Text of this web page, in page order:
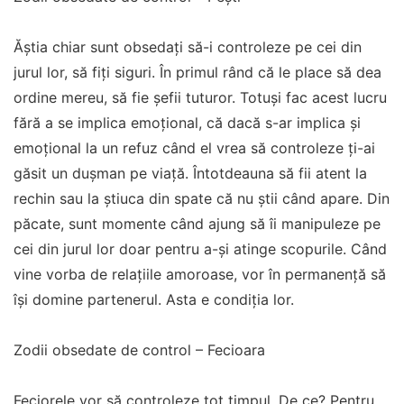
Ăștia chiar sunt obsedați să-i controleze pe cei din
jurul lor, să fiţi siguri. În primul rând că le place să dea
ordine mereu, să fie șefii tuturor. Totuși fac acest lucru
fără a se implica emoțional, că dacă s-ar implica și
emoțional la un refuz când el vrea să controleze ţi-ai
găsit un dușman pe viață. Întotdeauna să fii atent la
rechin sau la știuca din spate că nu știi când apare. Din
păcate, sunt momente când ajung să îi manipuleze pe
cei din jurul lor doar pentru a-și atinge scopurile. Când
vine vorba de relațiile amoroase, vor în permanență să
își domine partenerul. Asta e condiția lor.
Zodii obsedate de control – Fecioara
Feciorele vor să controleze tot timpul. De ce? Pentru